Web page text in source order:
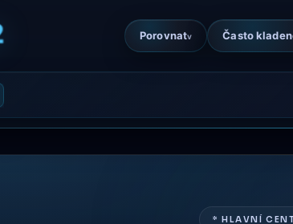
Porovnatv Často
* HLAVNÍ